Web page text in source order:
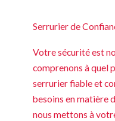
Serrurier de
Votre sécurité est
comprenons à quel
serrurier fiable et
besoins en matière
nous mettons à